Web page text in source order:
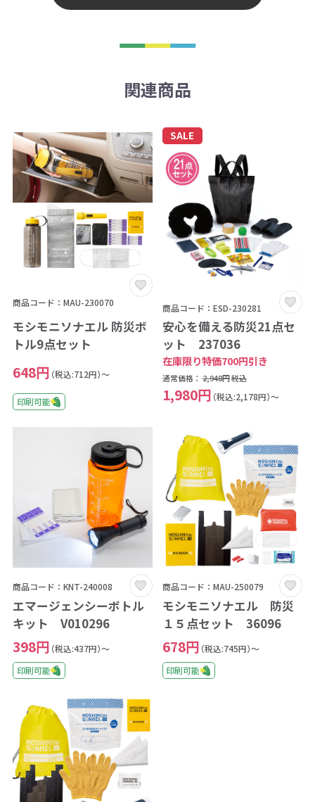
関連商品
商品コード：MAU-230070
モシモニソナエル 防災ボ
トル9点セット
648円 （税込:712円）～
印刷可能
SALE
商品コード：ESD-230281
安心を備える防災21点セ
ット 237036
在庫限り特価700円引き
通常価格： 2,948円税込
1,980円 （税込:2,178円）～
商品コード：KNT-240008
エマージェンシーボトル
キット V010296
398円 （税込:437円）～
印刷可能
商品コード：MAU-250079
モシモニソナエル 防災
１５点セット 36096
678円 （税込:745円）～
印刷可能